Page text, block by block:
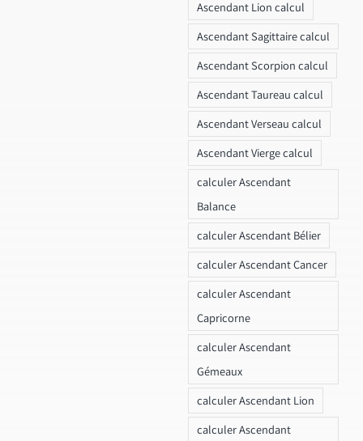
Ascendant Lion calcul
Ascendant Sagittaire calcul
Ascendant Scorpion calcul
Ascendant Taureau calcul
Ascendant Verseau calcul
Ascendant Vierge calcul
calculer Ascendant
Balance
calculer Ascendant Bélier
calculer Ascendant Cancer
calculer Ascendant
Capricorne
calculer Ascendant
Gémeaux
calculer Ascendant Lion
calculer Ascendant